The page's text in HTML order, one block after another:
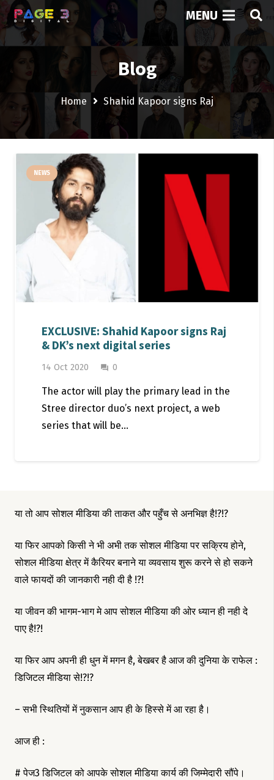
MENU
Blog
Home Shahid Kapoor signs Raj
NEWS
EXCLUSIVE: Shahid Kapoor signs Raj
& DK’s next digital series
14 Oct 2020 question_answer 0
The actor will play the primary lead in the
Stree director duo’s next project, a web
series that will be…
या तो आप सोशल मीडिया की ताकत और पहुँच से अनभिज्ञ है!?!?
या फिर आपको किसी ने भी अभी तक सोशल मीडिया पर सक्रिय होने,
सोशल मीडिया क्षेत्र में कैरियर बनाने या व्यवसाय शुरू करने से हो सकने
वाले फायदों की जानकारी नही दी है !?!
या जीवन की भागम-भाग मे आप सोशल मीडिया की ओर ध्यान ही नही दे
पाए है!?!
या फिर आप अपनी ही धुन में मगन है, बेखबर है आज की दुनिया के राफेल :
डिजिटल मीडिया से!?!?
– सभी स्थितियों में नुकसान आप ही के हिस्से में आ रहा है।
आज ही :
# पेज3 डिजिटल को आपके सोशल मीडिया कार्य की जिम्मेदारी सौंपे।